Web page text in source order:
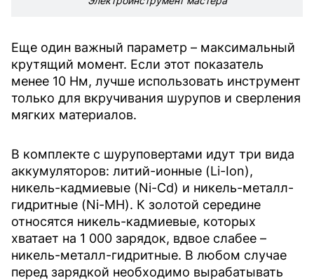
Еще один важный параметр – максимальный
крутящий момент. Если этот показатель
менее 10 Нм, лучше использовать инструмент
только для вкручивания шурупов и сверления
мягких материалов.
В комплекте с шуруповертами идут три вида
аккумуляторов: литий-ионные (Li-Ion),
никель-кадмиевые (Ni-Cd) и никель-металл-
гидритные (Ni-MH). К золотой середине
относятся никель-кадмиевые, которых
хватает на 1 000 зарядок, вдвое слабее –
никель-металл-гидритные. В любом случае
перед зарядкой необходимо вырабатывать